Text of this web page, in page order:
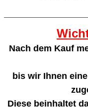
Nach dem Kauf
bis wir Ihnen
Diese beinhaltet